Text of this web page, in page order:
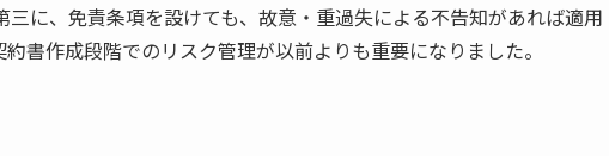
に、免責条項を設けても、故意・重過失による不告知があれば適用
書作成段階でのリスク管理が以前よりも重要になりました。